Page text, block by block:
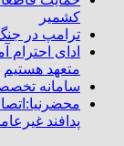
کشمیر
ترامپ در
ادای احترام
متعهد هستیم
سامانه
پدافند